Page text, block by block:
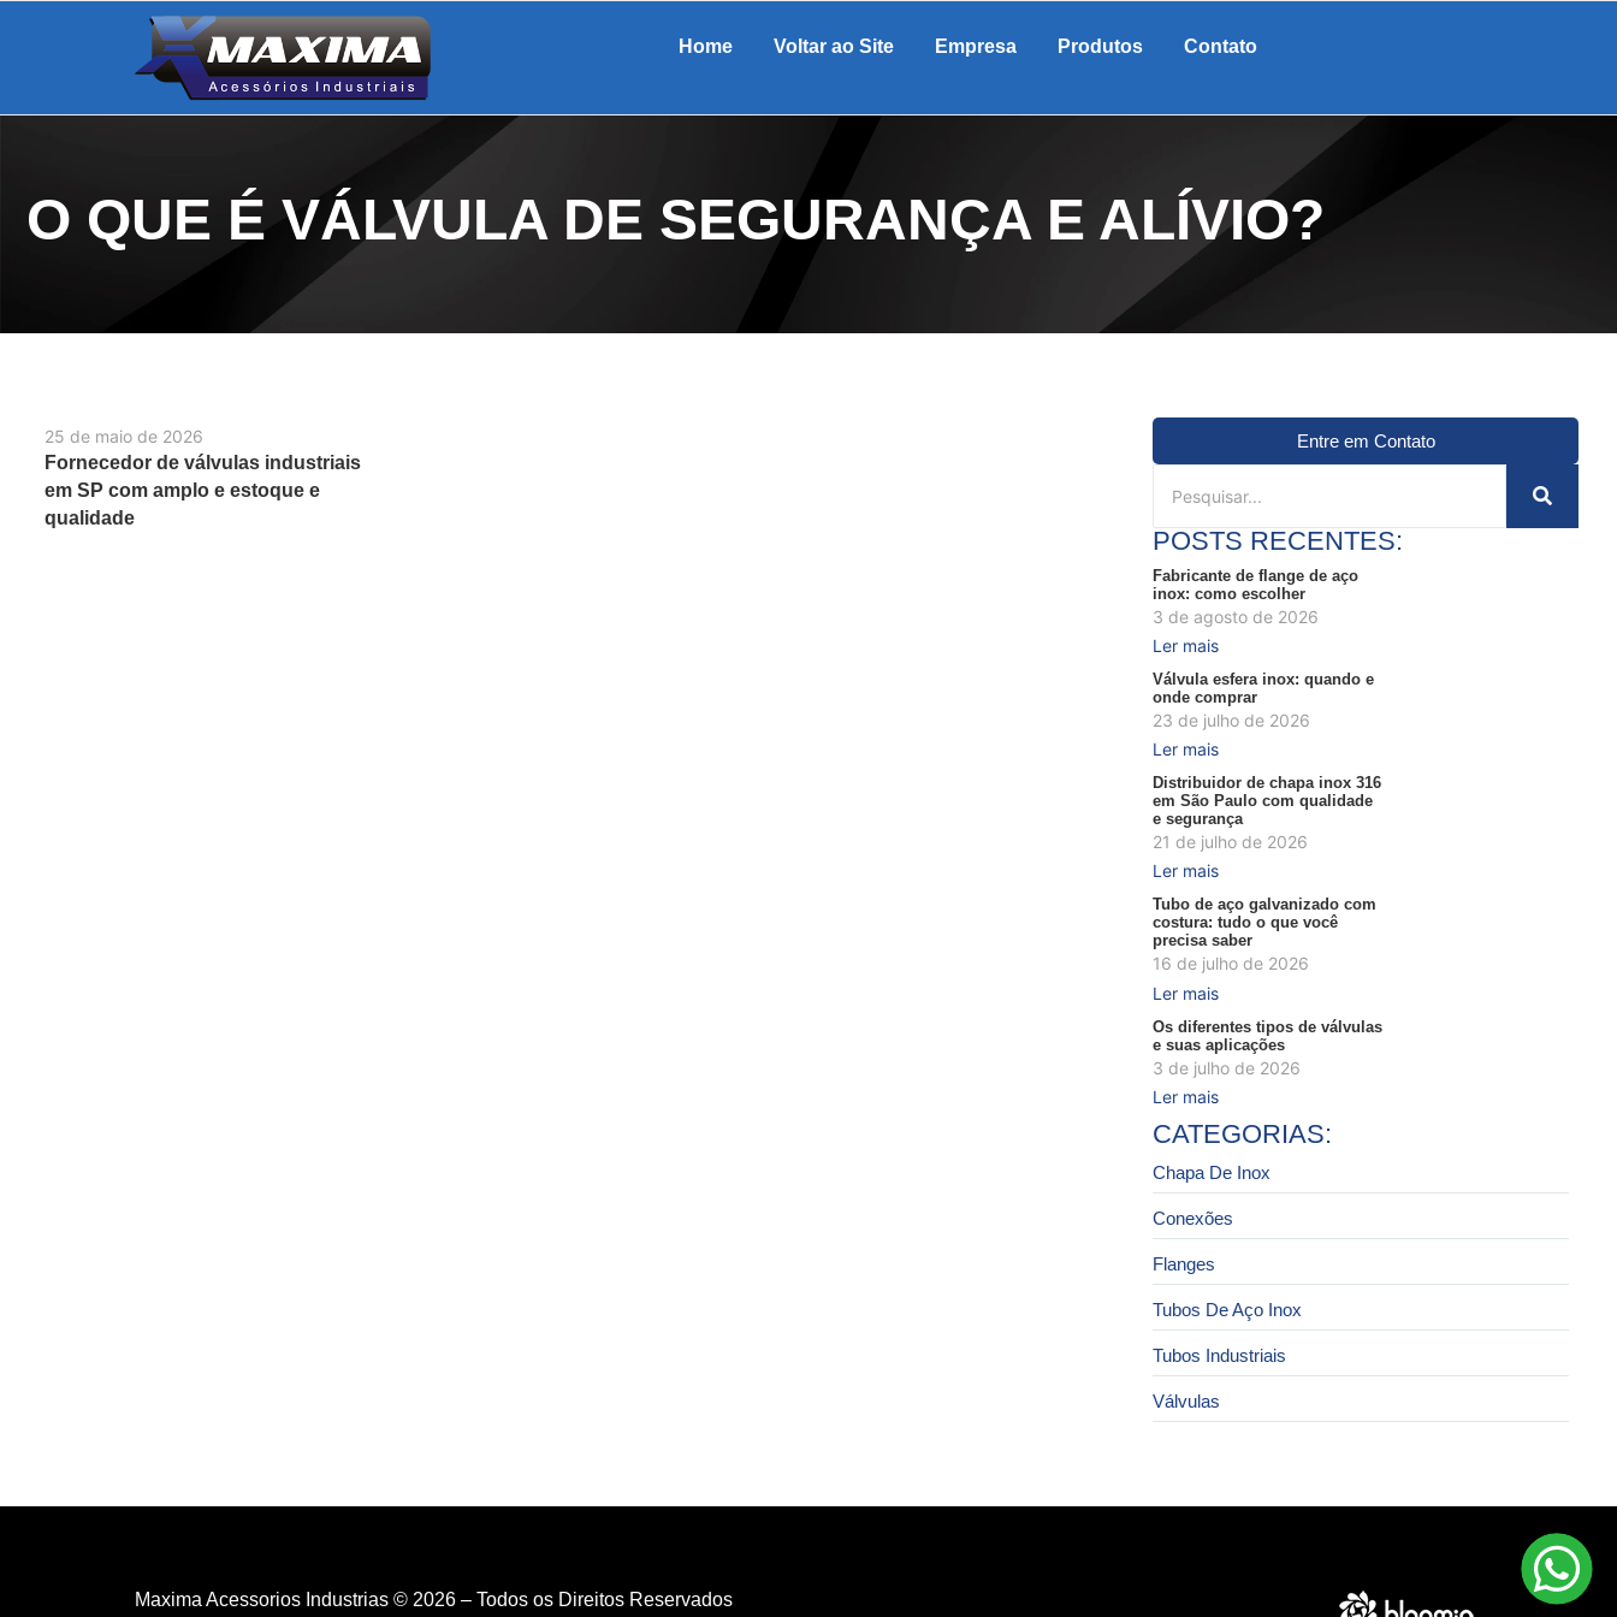
Home Voltar ao Site Empresa Produtos Contato
O QUE É VÁLVULA DE SEGURANÇA E ALÍVIO?
25 de maio de 2026
Fornecedor de válvulas industriais
em SP com amplo e estoque e
qualidade
Entre em Contato
POSTS RECENTES:
Fabricante de flange de aço
inox: como escolher
3 de agosto de 2026
Ler mais
Válvula esfera inox: quando e
onde comprar
23 de julho de 2026
Ler mais
Distribuidor de chapa inox 316
em São Paulo com qualidade
e segurança
21 de julho de 2026
Ler mais
Tubo de aço galvanizado com
costura: tudo o que você
precisa saber
16 de julho de 2026
Ler mais
Os diferentes tipos de válvulas
e suas aplicações
3 de julho de 2026
Ler mais
CATEGORIAS:
Chapa De Inox
Conexões
Flanges
Tubos De Aço Inox
Tubos Industriais
Válvulas
Maxima Acessorios Industrias © 2026 – Todos os Direitos Reservados